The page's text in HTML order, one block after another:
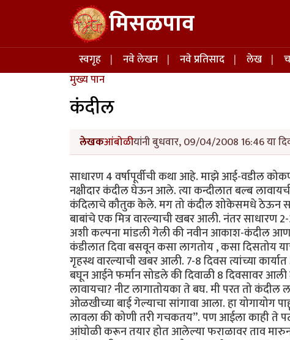
Skip to main content मिसळपाव
Main navigation
स्वगृह नवे लेखन नवे प्रतिसाद लेख
मुख्य पान
कंदील
लेखकआंबोळीयांनी बुधवार, 09/04/2008 16:46 या
साधारण 4 वर्षापूर्वीची कथा आहे. माझे आई-वडील
नक्षीदार कंदील घेऊन आले. त्या कन्दीलात बल्ब
कंदिलाचे कौतुक केले. मग तो कंदील शोकेसमधे ठेऊन
बाबांचे एक मित्र वारल्याची खबर आली. नंतर साधारण
अशी कल्पना मांडली गेली की नवीन आकाश-कंदील
कंडीलात दिवा बसवून कसा लागतोय , कसा दिसतोय
गृहस्थ वारल्याची खबर आली. 7-8 दिवस त्यांच्या
बघून आईने फर्मान सोडले की दिवाळी 8 दिवसावर
लावायचा? नीट लागातोयका ते बघ. मी परत तो
ओळखीच्या बाई गेल्याचा सांगावा आला. हा
लावला की कोणी तरी गचकतय”. पण आईला काही ते
आंघोळी करून तयार होत आलेल्या फराळावर ताव